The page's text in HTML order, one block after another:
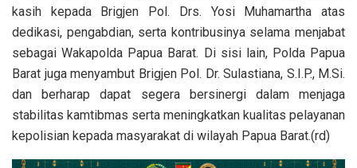
kasih kepada Brigjen Pol. Drs. Yosi Muhamartha atas
dedikasi, pengabdian, serta kontribusinya selama menjabat
sebagai Wakapolda Papua Barat. Di sisi lain, Polda Papua
Barat juga menyambut Brigjen Pol. Dr. Sulastiana, S.I.P., M.Si.
dan berharap dapat segera bersinergi dalam menjaga
stabilitas kamtibmas serta meningkatkan kualitas pelayanan
kepolisian kepada masyarakat di wilayah Papua Barat.(rd)